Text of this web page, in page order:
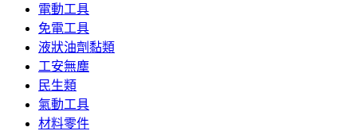
電動工具
免電工具
液狀油劑黏類
工安無塵
民生類
氣動工具
材料零件